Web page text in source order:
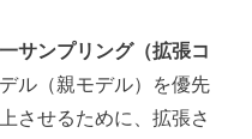
サンプリング（拡張コ
ル（親モデル）を優先
させるために、拡張さ